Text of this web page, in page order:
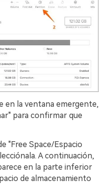
en la ventana emergente,
para confirmar que
"Free Space/Espacio
A continuación,
en la parte inferior
de almacenamiento